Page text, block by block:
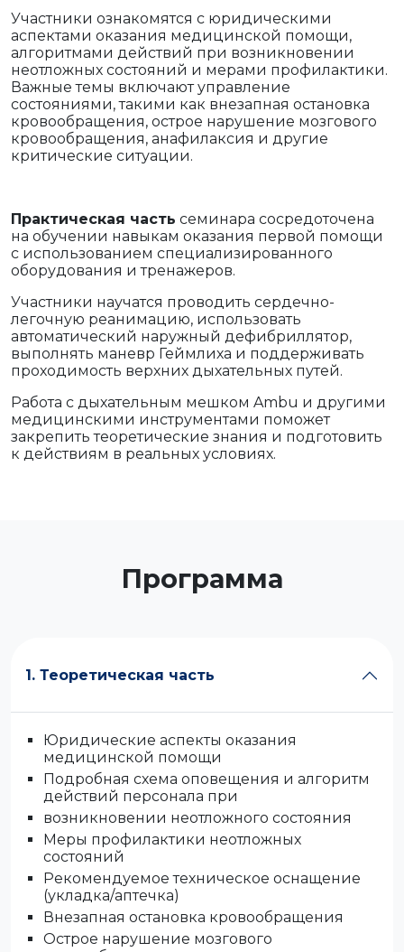
Участники ознакомятся с юридическими
аспектами оказания медицинской помощи,
алгоритмами действий при возникновении
неотложных состояний и мерами профилактики.
Важные темы включают управление
состояниями, такими как внезапная остановка
кровообращения, острое нарушение мозгового
кровообращения, анафилаксия и другие
критические ситуации.
Практическая часть семинара сосредоточена
на обучении навыкам оказания первой помощи
с использованием специализированного
оборудования и тренажеров.
Участники научатся проводить сердечно-
легочную реанимацию, использовать
автоматический наружный дефибриллятор,
выполнять маневр Геймлиха и поддерживать
проходимость верхних дыхательных путей.
Работа с дыхательным мешком Ambu и другими
медицинскими инструментами поможет
закрепить теоретические знания и подготовить
к действиям в реальных условиях.
Программа
1. Теоретическая часть
Юридические аспекты оказания
медицинской помощи
Подробная схема оповещения и алгоритм
действий персонала при
возникновении неотложного состояния
Меры профилактики неотложных
состояний
Рекомендуемое техническое оснащение
(укладка/аптечка)
Внезапная остановка кровообращения
Острое нарушение мозгового